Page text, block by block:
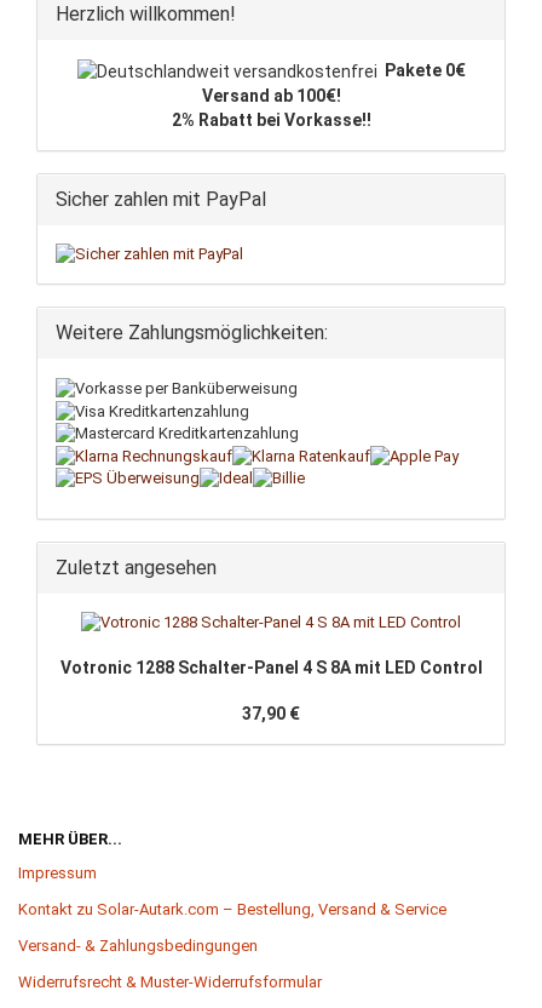
Herzlich willkommen!
Pakete 0€
Versand ab 100€!
2% Rabatt bei Vorkasse!!
Sicher zahlen mit PayPal
Weitere Zahlungsmöglichkeiten:
Zuletzt angesehen
Votronic 1288 Schalter-Panel 4 S 8A mit LED Control
37,90 €
MEHR ÜBER...
Impressum
Kontakt zu Solar-Autark.com – Bestellung, Versand & Service
Versand- & Zahlungsbedingungen
Widerrufsrecht & Muster-Widerrufsformular